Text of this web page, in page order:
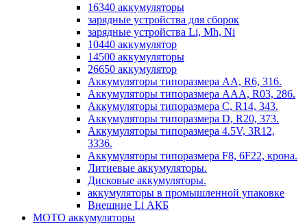
16340 аккумуляторы
зарядные устройства для сборок
зарядные устройства Li, Mh, Ni
10440 аккумулятор
14500 аккумуляторы
26650 аккумулятор
Аккумуляторы типоразмера АА, R6, 316.
Аккумуляторы типоразмера ААА, R03, 286.
Аккумуляторы типоразмера С, R14, 343.
Аккумуляторы типоразмера D, R20, 373.
Аккумуляторы типоразмера 4.5V, 3R12,
3336.
Аккумуляторы типоразмера F8, 6F22, крона.
Литиевые аккумуляторы.
Дисковые аккумуляторы.
аккумуляторы в промышленной упаковке
Внешние Li АКБ
МОТО аккумуляторы